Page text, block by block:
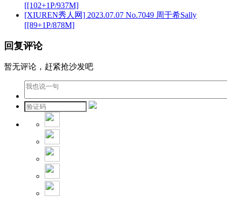
[[102+1P/937M]
[XIUREN秀人网] 2023.07.07 No.7049 周于希Sally
[[89+1P/878M]
回复评论
暂无评论，赶紧抢沙发吧